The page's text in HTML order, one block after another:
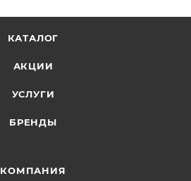
КАТАЛОГ
АКЦИИ
УСЛУГИ
БРЕНДЫ
КОМПАНИЯ